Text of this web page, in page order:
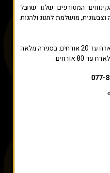
המטורפים שלנו שחבל
מושלמת לחגוג ולהנות
בסגירה חלקית של המקום ניתן לארח עד 20 אורחים. בסגירה מלאה
אורחים.
077-